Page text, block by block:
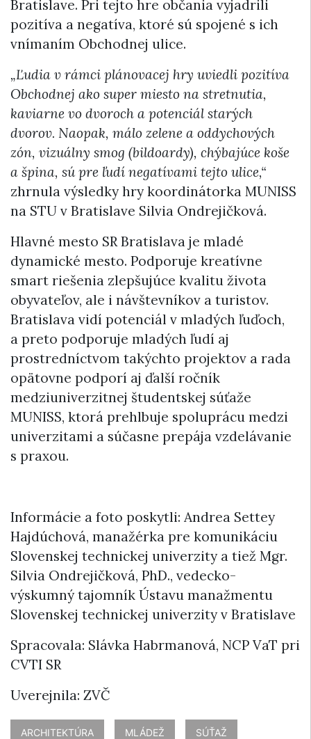
Bratislave. Pri tejto hre občania vyjadrili
pozitíva a negatíva, ktoré sú spojené s ich
vnímaním Obchodnej ulice.
„Ľudia v rámci plánovacej hry uviedli pozitíva
Obchodnej ako super miesto na stretnutia,
kaviarne vo dvoroch a potenciál starých
dvorov. Naopak, málo zelene a oddychových
zón, vizuálny smog (bildoardy), chýbajúce koše
a špina, sú pre ľudí negatívami tejto ulice,“
zhrnula výsledky hry koordinátorka MUNISS
na STU v Bratislave Silvia Ondrejičková.
Hlavné mesto SR Bratislava je mladé
dynamické mesto. Podporuje kreatívne
smart riešenia zlepšujúce kvalitu života
obyvateľov, ale i návštevníkov a turistov.
Bratislava vidí potenciál v mladých ľuďoch,
a preto podporuje mladých ľudí aj
prostredníctvom takýchto projektov a rada
opätovne podporí aj ďalší ročník
medziuniverzitnej študentskej súťaže
MUNISS, ktorá prehlbuje spoluprácu medzi
univerzitami a súčasne prepája vzdelávanie
s praxou.
Informácie a foto poskytli: Andrea Settey
Hajdúchová, manažérka pre komunikáciu
Slovenskej technickej univerzity a tiež Mgr.
Silvia Ondrejičková, PhD., vedecko-
výskumný tajomník Ústavu manažmentu
Slovenskej technickej univerzity v Bratislave
Spracovala: Slávka Habrmanová, NCP VaT pri
CVTI SR
Uverejnila: ZVČ
ARCHITEKTÚRA MLÁDEŽ SÚŤAŽ